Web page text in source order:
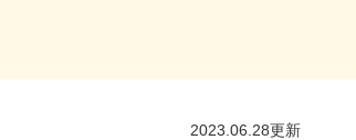
2023.06.28更新